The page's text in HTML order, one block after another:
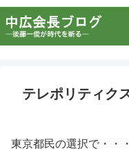
テレポリティク
東京都民の選択で・・